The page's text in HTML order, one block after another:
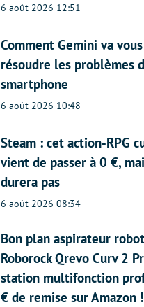
6 août 2026 12:51
Comment Gemini va
résoudre les problèmes
smartphone
6 août 2026 10:48
Steam : cet action-RPG
vient de passer à 0 €,
durera pas
6 août 2026 08:34
Bon plan aspirateur
Roborock Qrevo Curv 2
station multifonction
€ de remise sur Amazon !